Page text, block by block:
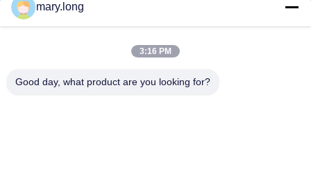
mary.long
3:16 PM
Good day, what product are you looking for?